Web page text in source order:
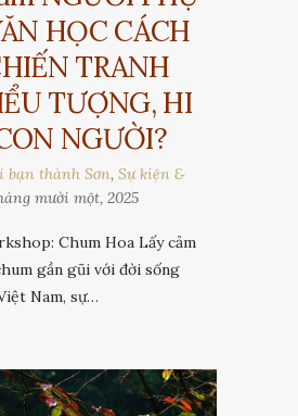
HỌC CÁCH
TRANH
TƯỢNG, HI
NGƯỜI?
bạn thành Sơn, Sự kiện &
mười một, 2025
Chum Hoa Lấy cảm
gần gũi với đời sống
Nam, sự…